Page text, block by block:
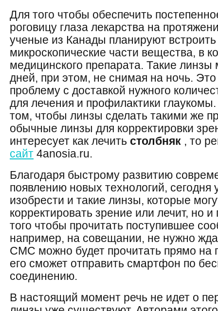
Для того чтобы обеспечить
роговицу глаза лекарства на
ученые из Канады планируют
микроскопические части вещества, в
медицинского препарата. Такие линзы
дней, при этом, не снимая на ночь.
проблему с доставкой нужного
для лечения и профилактики
том, чтобы линзы сделать такими же
обычные линзы для корректировки
интересует как лечить столбняк , то
сайт 4anosia.ru.
Благодаря быстрому развитию
появлению новых технологий, сегодня
изобрести и такие линзы, которые
корректировать зрение или лечит, но
того чтобы прочитать поступившее
например, на совещании, не нужно
СМС можно будет прочитать прямо на
его сможет отправить смартфон по
соединению.
В настоящий момент речь не идет о